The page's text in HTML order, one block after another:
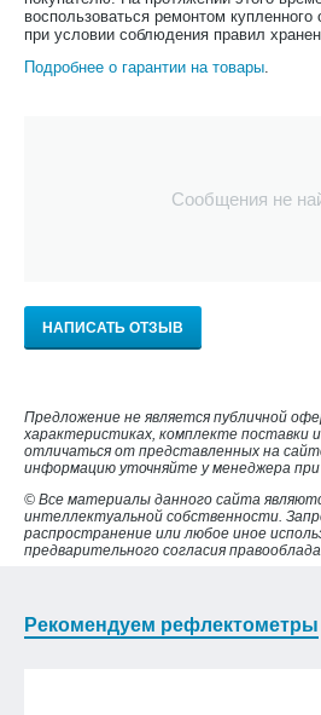
воспользоваться ремонтом купленного
при условии соблюдения правил
Подробнее о гарантии на товары.
Сообщения не
НАПИСАТЬ ОТЗЫВ
Предложение не является публичной
характеристиках, комплекте поставки
отличаться от представленных на
информацию уточняйте у менеджера
© Все материалы данного сайта
интеллектуальной собственности.
распространение или любое иное
предварительного согласия
Рекомендуем рефлектометры